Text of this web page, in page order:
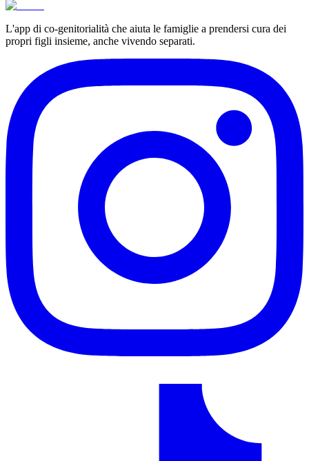
L'app di co-genitorialità che aiuta le famiglie a prendersi cura dei
propri figli insieme, anche vivendo separati.